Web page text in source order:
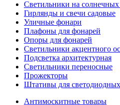
Светильники на солнечных
Гирлянды и свечи садовые
Уличные фонари
Плафоны для фонарей
Опоры для фонарей
Светильники акцентного
Подсветка архитектурная
Светильники переносные
Прожекторы
Штативы для
Антимоскитные товары